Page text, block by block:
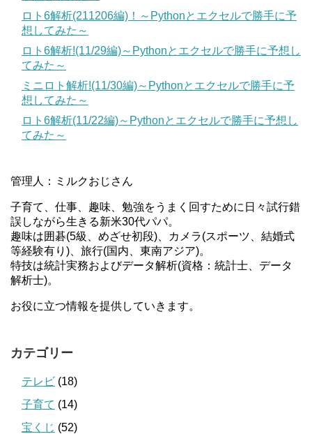
ロト6解析(211206編)！～Pythonとエクセルで勝手に予
想してみた～
ロト6解析!(11/29編)～Pythonとエクセルで勝手に予想し
てみた～
ミニロト解析!(11/30編)～Pythonとエクセルで勝手に予
想してみた～
ロト6解析(11/22編)～Pythonとエクセルで勝手に予想し
てみた～
管理人：ミルクおじさん
子育て、仕事、趣味、勉強をうまく回すために日々試行錯
誤しながら生きる新米30代パパ。
趣味は囲碁(5級、めざせ初段)、カメラ(スポーツ、結婚式
等経験有り)、旅行(国内、東南アジア)。
特技は統計実務およびデータ解析(資格：統計士、データ
解析士)。
お役に立つ情報を提供していきます。
カテゴリー
テレビ (18)
子育て (14)
宝くじ (52)